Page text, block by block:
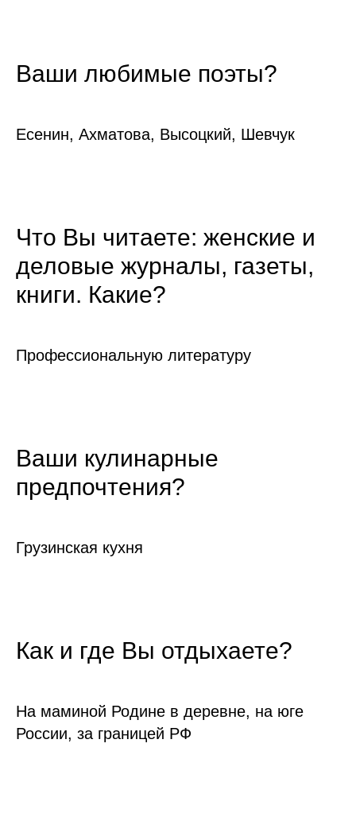
Ваши любимые поэты?
Есенин, Ахматова, Высоцкий, Шевчук
Что Вы читаете: женские и
деловые журналы, газеты,
книги. Какие?
Профессиональную литературу
Ваши кулинарные
предпочтения?
Грузинская кухня
Как и где Вы отдыхаете?
На маминой Родине в деревне, на юге
России, за границей РФ